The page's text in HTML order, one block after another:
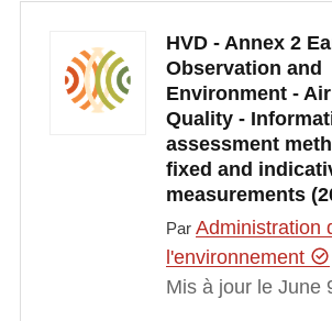
HVD - Annex 2
Observation and
Environment -
Quality -
assessment
fixed and
measurements
Par Administration
l'environnement
Mis à jour le June